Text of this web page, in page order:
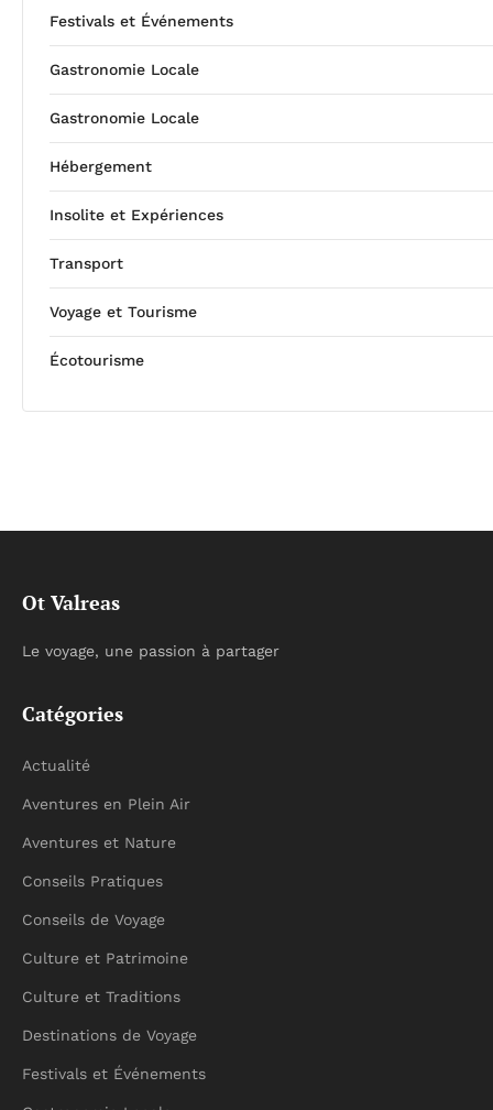
Festivals et Événements
Gastronomie Locale
Gastronomie Locale
Hébergement
Insolite et Expériences
Transport
Voyage et Tourisme
Écotourisme
Ot Valreas
Le voyage, une passion à partager
Catégories
Actualité
Aventures en Plein Air
Aventures et Nature
Conseils Pratiques
Conseils de Voyage
Culture et Patrimoine
Culture et Traditions
Destinations de Voyage
Festivals et Événements